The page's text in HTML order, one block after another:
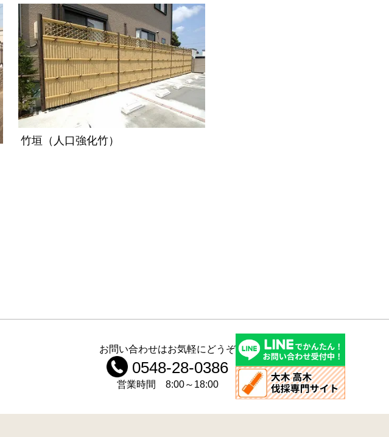
竹垣（人口強化竹）
お問い合わせはお気軽にどうぞ
0548-28-0386
営業時間 8:00～18:00